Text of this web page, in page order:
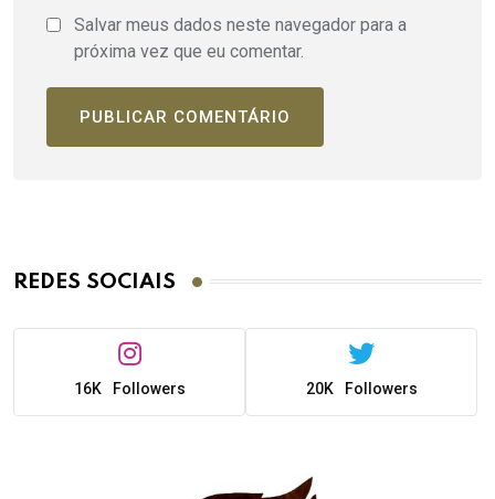
Salvar meus dados neste navegador para a
próxima vez que eu comentar.
REDES SOCIAIS
16K Followers 20K Followers